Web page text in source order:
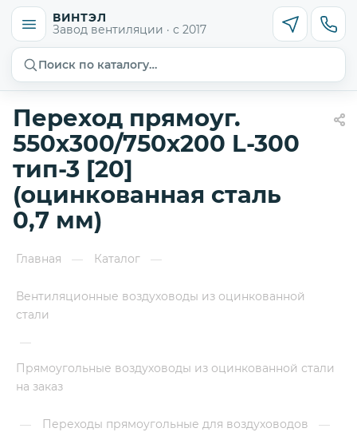
ВИНТЭЛ
Завод вентиляции · с 2017
Поиск по каталогу…
Переход прямоуг.
550х300/750х200 L-300
тип-3 [20]
(оцинкованная сталь
0,7 мм)
Главная — Каталог —
Вентиляционные воздуховоды из оцинкованной
стали
—
Прямоугольные воздуховоды из оцинкованной стали
на заказ
— Переходы прямоугольные для воздуховодов
—